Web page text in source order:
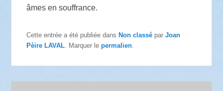
âmes en souffrance.
Cette entrée a été publiée dansNon classé parJoan
Pèire LAVAL . Marquer lepermalien